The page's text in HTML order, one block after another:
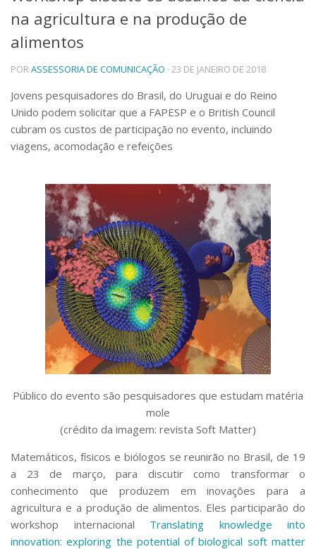
Telefones e Mapas
Pessoas
Ensino
Graduação
Educação a distância
Cursos de Extensão
Pesquisa e Inovação
Linhas de Pesquisa
Pós-doutorado
Iniciação Científica
Transferência de Tecnologia
Empresas Juniores
Extensão à Comunidade
Projetos, Programas e Cursos
Artes, Cultura e Esportes
Museus e Espaços Interativos
Serviços
Bibliotecas
Apoio ao Estudante
Segurança, Trânsito e Prevenção
Outros serviços
Comunicação
Aplicativos e Sites
Jornal da USP
Agenda de Eventos
Defesa de Teses
na agricultura e na produção de
alimentos
PORASSESSORIA DE COMUNICAÇÃO · 23 DE JANEIRO DE 2018
Jovens pesquisadores do Brasil, do Uruguai e do Reino
Unido podem solicitar que a FAPESP e o British Council
cubram os custos de participação no evento, incluindo
viagens, acomodação e refeições
Público do evento são pesquisadores que estudam matéria
mole
(crédito da imagem: revista Soft Matter)
Matemáticos, físicos e biólogos se reunirão no Brasil, de 19
a 23 de março, para discutir como transformar o
conhecimento que produzem em inovações para a
agricultura e a produção de alimentos. Eles participarão do
workshop internacional Translating knowledge into
innovation: exploring the potential of biological soft matter